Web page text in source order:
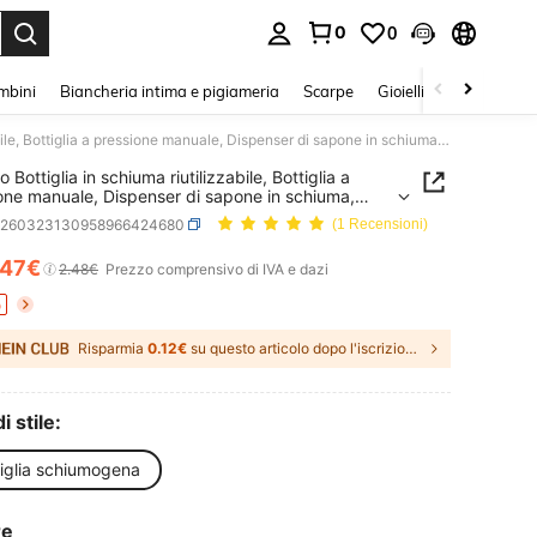
0 0
Biancheria intima e pigiameria Scarpe Gioielli E Accessori
1 pezzo Bottiglia in schiuma riutilizzabile, Bottiglia a pressione manuale, Dispenser di sapone in schiuma, Adatto per detergente per il viso, Lavaggio delle mani, Shampoo, Residui di sapone, Stoccaggio in bagno, Bagnoschiuma, Dimensioni portatili
Bottiglia in schiuma riutilizzabile, Bottiglia a
manuale, Dispenser di sapone in schiuma,
per detergente per il viso, Lavaggio delle mani,
Residui di sapone, Stoccaggio in bagno,
Dimensioni portatili
(1 Recensioni)
AND AVAILABILITY
2.48€ Prezzo comprensivo di IVA e dazi
Risparmia 0.12€ su questo articolo dopo l'iscrizione.
stile:
schiumogena